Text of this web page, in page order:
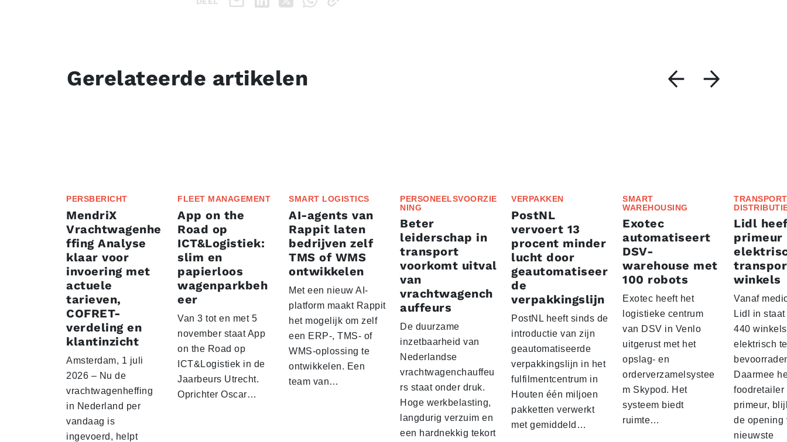
Gerelateerde artikelen
PERSBERICHT
MendriX
Vrachtwagenhe
ffing Analyse
klaar voor
invoering met
actuele
tarieven,
COFRET-
verdeling en
klantinzicht
Amsterdam, 1 juli
2026 – Nu de
vrachtwagenheffing
in Nederland per
vandaag is
ingevoerd, helpt
FLEET MANAGEMENT
App on the
Road op
ICT&Logistiek:
slim en
papierloos
wagenparkbeh
eer
Van 3 tot en met 5
november staat App
on the Road op
ICT&Logistiek in de
Jaarbeurs Utrecht.
Oprichter Oscar…
SMART LOGISTICS
AI-agents van
Rappit laten
bedrijven zelf
TMS of WMS
ontwikkelen
Met een nieuw AI-
platform maakt Rappit
het mogelijk om zelf
een ERP-, TMS- of
WMS-oplossing te
ontwikkelen. Een
team van…
PERSONEELSVOORZIE
NING
Beter
leiderschap in
transport
voorkomt uitval
van
vrachtwagench
auffeurs
De duurzame
inzetbaarheid van
Nederlandse
vrachtwagenchauffeu
rs staat onder druk.
Hoge werkbelasting,
langdurig verzuim en
een hardnekkig tekort
VERPAKKEN
PostNL
vervoert 13
procent minder
lucht door
geautomatiseer
de
verpakkingslijn
PostNL heeft sinds de
introductie van zijn
geautomatiseerde
verpakkingslijn in het
fulfilmentcentrum in
Houten één miljoen
pakketten verwerkt
met gemiddeld…
SMART
WAREHOUSING
Exotec
automatiseert
DSV-
warehouse met
100 robots
Exotec heeft het
logistieke centrum
van DSV in Venlo
uitgerust met het
opslag- en
orderverzamelsystee
m Skypod. Het
systeem biedt
ruimte…
Lidl
primeur
winkels
Vanaf
Lidl in
440 winkels
elektrisch te
Daarmee
foodretailer
primeur,
de opening
nieuwste